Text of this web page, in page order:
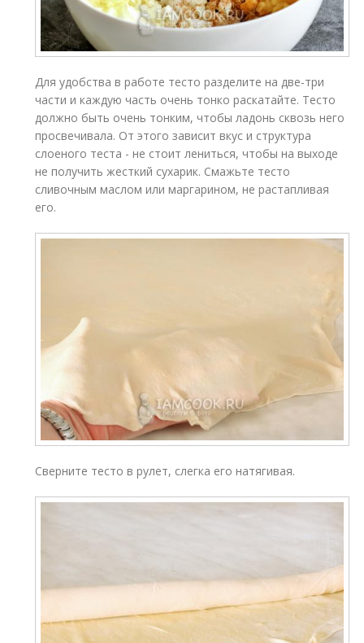
Для удобства в работе тесто разделите на две-три
части и каждую часть очень тонко раскатайте. Тесто
должно быть очень тонким, чтобы ладонь сквозь него
просвечивала. От этого зависит вкус и структура
слоеного теста - не стоит лениться, чтобы на выходе
не получить жесткий сухарик. Смажьте тесто
сливочным маслом или маргарином, не растапливая
его.
Сверните тесто в рулет, слегка его натягивая.